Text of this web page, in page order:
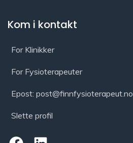
Kom i kontakt
For Klinikker
For Fysioterapeuter
Epost: post@finnfysioterapeut.no
Slette profil